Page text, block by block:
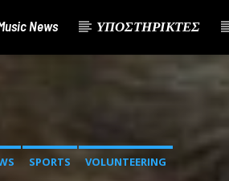
News ΥΠΟΣΤΗΡΙΚΤΕΣ
SPORTS VOLUNTEERING